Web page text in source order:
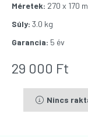
Méretek: 270 x 170
Súly: 3.0 kg
Garancia: 5 év
29 000 Ft
Nincs